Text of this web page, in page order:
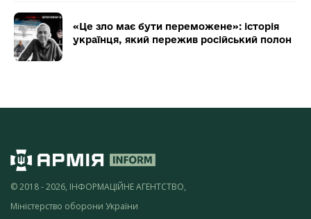
«Це зло має бути переможене»: історія
українця, який пережив російський полон
© 2018 - 2026, ІНФОРМАЦІЙНЕ АГЕНТСТВО,
Міністерство оборони України